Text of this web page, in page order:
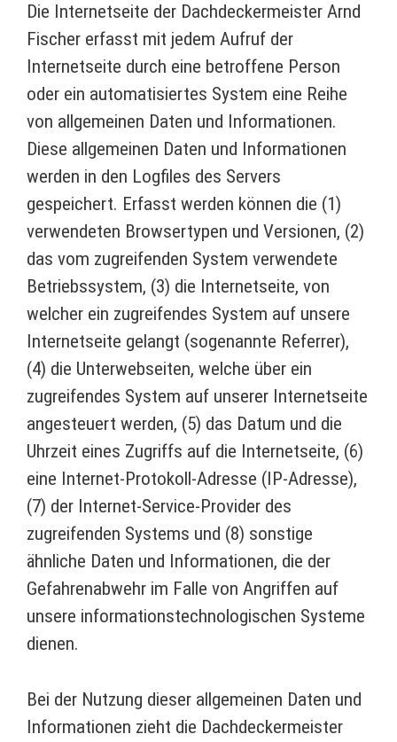
Die Internetseite der Dachdeckermeister Arnd
Fischer erfasst mit jedem Aufruf der
Internetseite durch eine betroffene Person
oder ein automatisiertes System eine Reihe
von allgemeinen Daten und Informationen.
Diese allgemeinen Daten und Informationen
werden in den Logfiles des Servers
gespeichert. Erfasst werden können die (1)
verwendeten Browsertypen und Versionen, (2)
das vom zugreifenden System verwendete
Betriebssystem, (3) die Internetseite, von
welcher ein zugreifendes System auf unsere
Internetseite gelangt (sogenannte Referrer),
(4) die Unterwebseiten, welche über ein
zugreifendes System auf unserer Internetseite
angesteuert werden, (5) das Datum und die
Uhrzeit eines Zugriffs auf die Internetseite, (6)
eine Internet-Protokoll-Adresse (IP-Adresse),
(7) der Internet-Service-Provider des
zugreifenden Systems und (8) sonstige
ähnliche Daten und Informationen, die der
Gefahrenabwehr im Falle von Angriffen auf
unsere informationstechnologischen Systeme
dienen.
Bei der Nutzung dieser allgemeinen Daten und
Informationen zieht die Dachdeckermeister